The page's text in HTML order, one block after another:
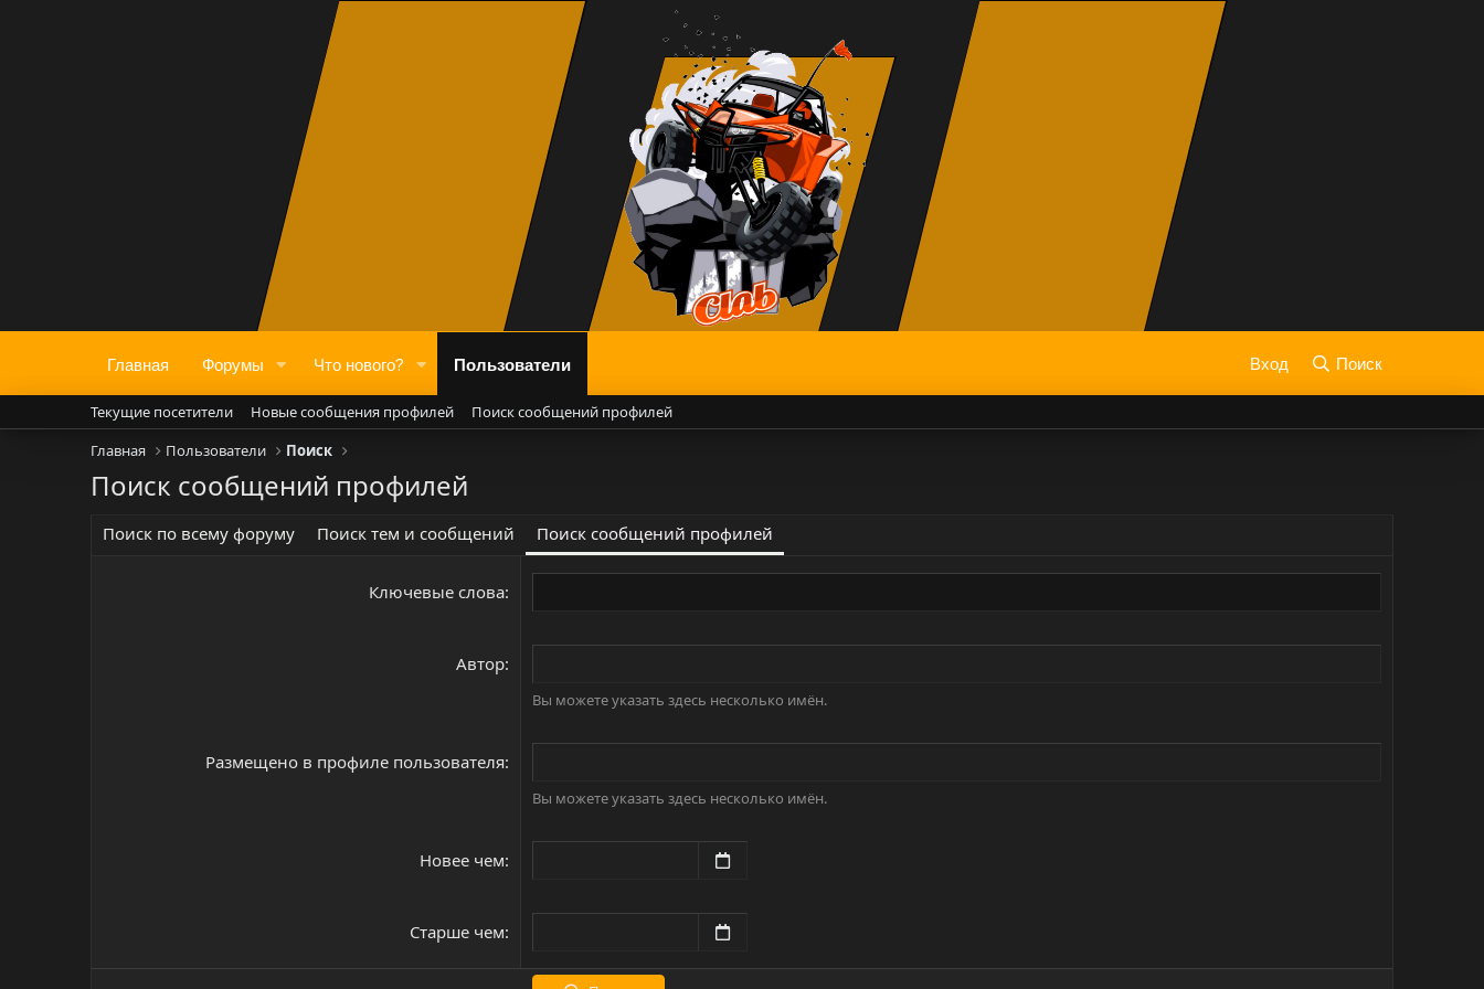
Главная Форумы Что нового? Пользователи Вход Поиск
Текущие посетители Новые сообщения профилей
Поиск сообщений профилей
Главная
Пользователи Поиск
Поиск сообщений профилей
Поиск по всему форуму Поиск тем и сообщений Поиск сообщений профилей
Ключевые слова
Автор
Вы можете указать здесь несколько имён.
Размещено в профиле пользователя
Вы можете указать здесь несколько имён.
Новее чем
Старше чем